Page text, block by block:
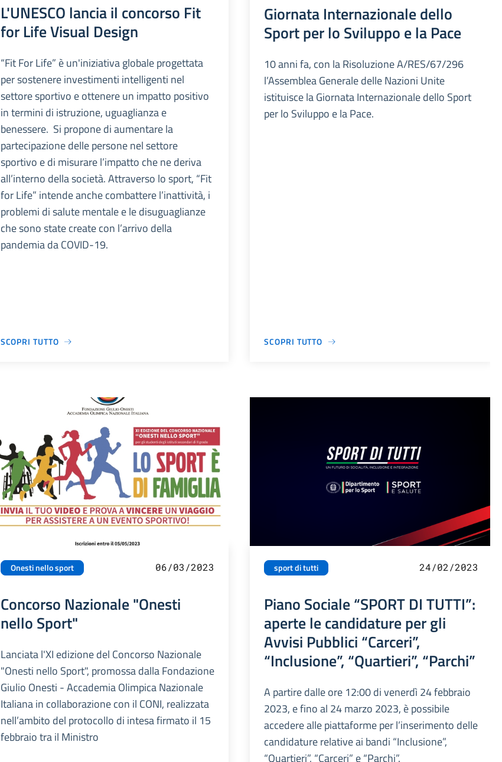
L'UNESCO lancia il concorso Fit
for Life Visual Design
“Fit For Life” è un'iniziativa globale progettata
per sostenere investimenti intelligenti nel
settore sportivo e ottenere un impatto positivo
in termini di istruzione, uguaglianza e
benessere. Si propone di aumentare la
partecipazione delle persone nel settore
sportivo e di misurare l’impatto che ne deriva
all’interno della società. Attraverso lo sport, “Fit
for Life” intende anche combattere l’inattività, i
problemi di salute mentale e le disuguaglianze
che sono state create con l’arrivo della
pandemia da COVID-19.
SCOPRI TUTTO
Giornata Internazionale dello
Sport per lo Sviluppo e la Pace
10 anni fa, con la Risoluzione A/RES/67/296
l’Assemblea Generale delle Nazioni Unite
istituisce la Giornata Internazionale dello Sport
per lo Sviluppo e la Pace.
SCOPRI TUTTO
Onesti nello sport 06/03/2023
Concorso Nazionale "Onesti
nello Sport"
Lanciata l'XI edizione del Concorso Nazionale
"Onesti nello Sport", promossa dalla Fondazione
Giulio Onesti - Accademia Olimpica Nazionale
Italiana in collaborazione con il CONI, realizzata
nell’ambito del protocollo di intesa firmato il 15
febbraio tra il Ministro
sport di tutti 24/02/2023
Piano Sociale “SPORT DI TUTTI”:
aperte le candidature per gli
Avvisi Pubblici “Carceri”,
“Inclusione”, “Quartieri”, “Parchi”
A partire dalle ore 12:00 di venerdì 24 febbraio
2023, e fino al 24 marzo 2023, è possibile
accedere alle piattaforme per l’inserimento delle
candidature relative ai bandi “Inclusione”,
“Quartieri”, “Carceri” e “Parchi”.